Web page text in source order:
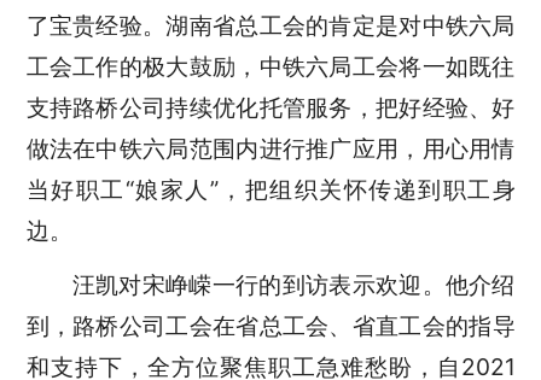
了宝贵经验。湖南省总工会的肯定是对中铁六局
工会工作的极大鼓励，中铁六局工会将一如既往
支持路桥公司持续优化托管服务，把好经验、好
做法在中铁六局范围内进行推广应用，用心用情
当好职工“娘家人”，把组织关怀传递到职工身
边。
汪凯对宋峥嵘一行的到访表示欢迎。他介绍
到，路桥公司工会在省总工会、省直工会的指导
和支持下， 全方位聚焦职工急难愁盼，自 2021